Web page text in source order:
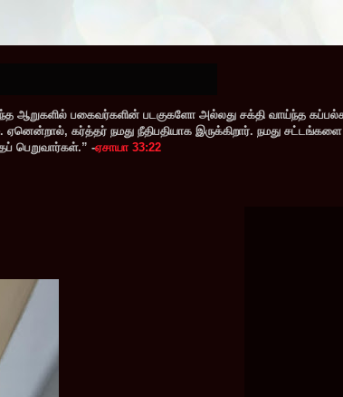
பகைவர்களின் படகுகளோ அல்லது சக்தி வாய்ந்த
கர்த்தர் நமது நீதிபதியாக இருக்கிறார். நமது
பெறுவார்கள்.” -ஏசாயா 33:22